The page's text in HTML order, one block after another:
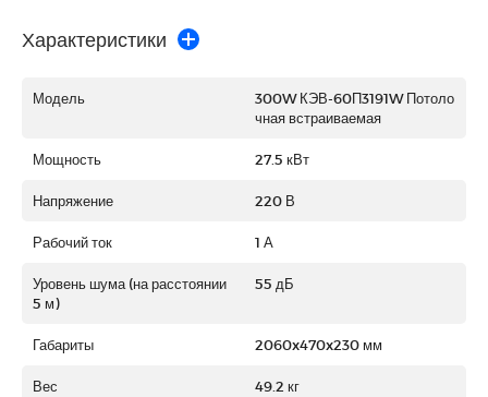
Характеристики
Модель
300W КЭВ-60П3191W Потоло
чная встраиваемая
Мощность 27.5 кВт
Напряжение 220 В
Рабочий ток 1 А
Уровень шума (на расстоянии
5 м)
55 дБ
Габариты 2060x470x230 мм
Вес 49.2 кг